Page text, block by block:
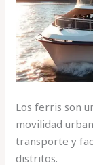
Los ferris son
movilidad
transporte y
distritos.